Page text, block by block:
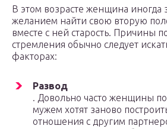
В этом возрасте женщина иногда
желанием найти свою вторую
вместе с ней старость. Причины
стремления обычно следует
факторах:
Развод
. Довольно часто женщины
мужем хотят заново
отношения с другим